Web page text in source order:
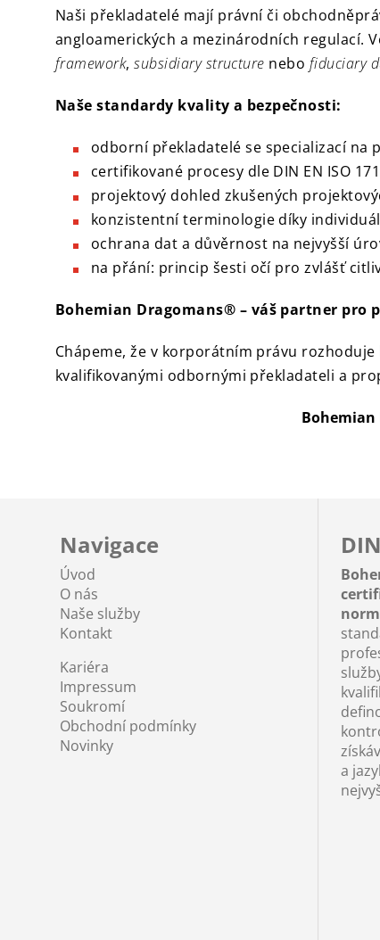
Naši překladatelé mají právní či
angloamerických a mezinárodních regulací.
framework,subsidiary structure nebo fiduciary
Naše standardy kvality a bezpečnosti:
odborní překladatelé se specializací na
certifikované procesy dle DIN EN ISO
projektový dohled zkušených
konzistentní terminologie díky
ochrana dat a důvěrnost na nejvyšší
na přání: princip šesti očí pro zvlášť
Bohemian Dragomans® – váš partner pro
Chápeme, že v korporátním právu
kvalifikovanými odbornými překladateli a
Bohemian
Navigace
Úvod
O nás
Naše služby
Kontakt
Kariéra
Impressum
Soukromí
Obchodní podmínky
Novinky
a